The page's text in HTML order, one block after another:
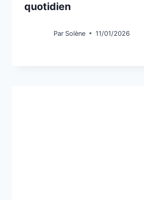
quotidien
Par Solène 11/01/2026